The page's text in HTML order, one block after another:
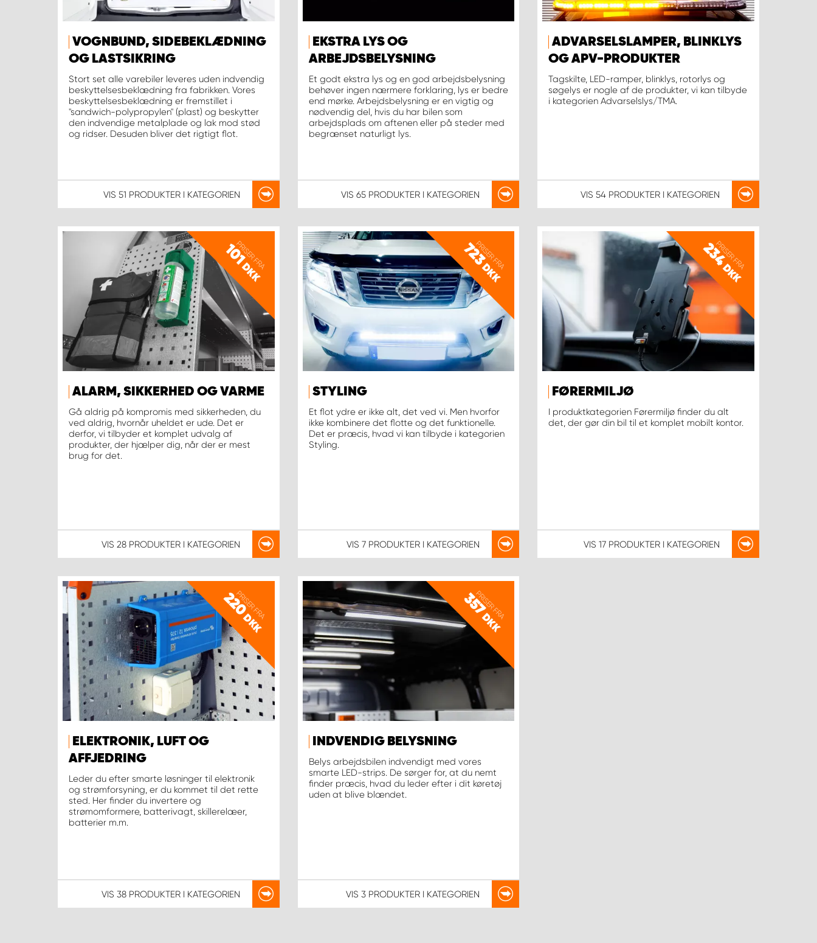
VOGNBUND, SIDEBEKLÆDNING
OG LASTSIKRING
Stort set alle varebiler leveres uden indvendig
beskyttelsesbeklædning fra fabrikken. Vores
beskyttelsesbeklædning er fremstillet i
"sandwich-polypropylen" (plast) og beskytter
den indvendige metalplade og lak mod stød
og ridser. Desuden bliver det rigtigt flot.
VIS 51 PRODUKTERI KATEGORIEN
EKSTRA LYS OG
ARBEJDSBELYSNING
Et godt ekstra lys og en god arbejdsbelysning
behøver ingen nærmere forklaring, lys er bedre
end mørke. Arbejdsbelysning er en vigtig og
nødvendig del, hvis du har bilen som
arbejdsplads om aftenen eller på steder med
begrænset naturligt lys.
VIS65 PRODUKTER I KATEGORIEN
ADVARSELSLAMPER, BLINKLYS
OG APV-PRODUKTER
Tagskilte, LED-ramper, blinklys, rotorlys og
søgelys er nogle af de produkter, vi kan tilbyde
i kategorien Advarselslys/TMA.
VIS 54 PRODUKTERI KATEGORIEN
PRISER FRA
101
DKK
ALARM, SIKKERHED OG VARME
Gå aldrig på kompromis med sikkerheden, du
ved aldrig, hvornår uheldet er ude. Det er
derfor, vi tilbyder et komplet udvalg af
produkter, der hjælper dig, når der er mest
brug for det.
VIS 28 PRODUKTERI KATEGORIEN
PRISER FRA
723
DKK
STYLING
Et flot ydre er ikke alt, det ved vi. Men hvorfor
ikke kombinere det flotte og det funktionelle.
Det er præcis, hvad vi kan tilbyde i kategorien
Styling.
VIS7 PRODUKTER I KATEGORIEN
PRISER FRA
234
DKK
FØRERMILJØ
I produktkategorien Førermiljø finder du alt
det, der gør din bil til et komplet mobilt kontor.
VIS 17 PRODUKTERI KATEGORIEN
PRISER FRA
220
DKK
ELEKTRONIK, LUFT OG
AFFJEDRING
Leder du efter smarte løsninger til elektronik
og strømforsyning, er du kommet til det rette
sted. Her finder du invertere og
strømomformere, batterivagt, skillerelæer,
batterier m.m.
VIS 38 PRODUKTERI KATEGORIEN
PRISER FRA
357
DKK
INDVENDIG BELYSNING
Belys arbejdsbilen indvendigt med vores
smarte LED-strips. De sørger for, at du nemt
finder præcis, hvad du leder efter i dit køretøj
uden at blive blændet.
VIS3 PRODUKTER I KATEGORIEN